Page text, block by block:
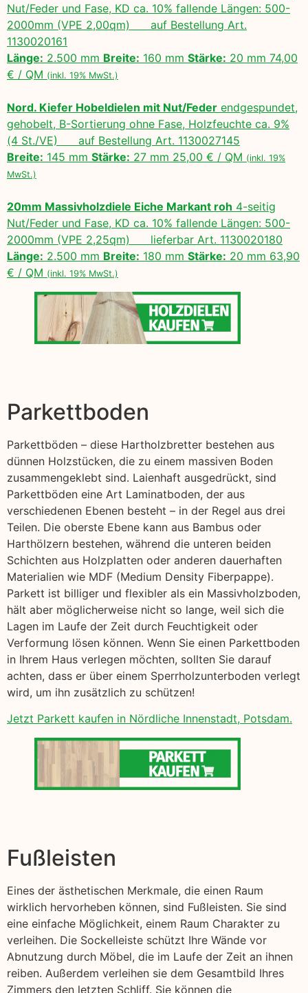
Nut/Feder und Fase, KD ca. 10% fallende Längen: 500-
2000mm (VPE 2,00qm) auf Bestellung Art.
1130020161
Länge: 2.500 mm Breite: 160 mm Stärke: 20 mm 74,00
€ / QM (inkl. 19% MwSt.)
Nord. Kiefer Hobeldielen mit Nut/Feder endgespundet,
gehobelt, B-Sortierung ohne Fase, Holzfeuchte ca. 9%
(4 St./VE) auf Bestellung Art. 1130027145
Breite: 145 mm Stärke: 27 mm 25,00 € / QM (inkl. 19%
MwSt.)
20mm Massivholzdiele Eiche Markant roh 4-seitig
Nut/Feder und Fase, KD ca. 10% fallende Längen: 500-
2000mm (VPE 2,25qm) lieferbar Art. 1130020180
Länge: 2.500 mm Breite: 180 mm Stärke: 20 mm 63,90
€ / QM (inkl. 19% MwSt.)
Parkettboden
Parkettböden – diese Hartholzbretter bestehen aus
dünnen Holzstücken, die zu einem massiven Boden
zusammengeklebt sind. Laienhaft ausgedrückt, sind
Parkettböden eine Art Laminatboden, der aus
verschiedenen Ebenen besteht – in der Regel aus drei
Teilen. Die oberste Ebene kann aus Bambus oder
Harthölzern bestehen, während die unteren beiden
Schichten aus Holzplatten oder anderen dauerhaften
Materialien wie MDF (Medium Density Fiberpappe).
Parkett ist billiger und flexibler als ein Massivholzboden,
hält aber möglicherweise nicht so lange, weil sich die
Lagen im Laufe der Zeit durch Feuchtigkeit oder
Verformung lösen können. Wenn Sie einen Parkettboden
in Ihrem Haus verlegen möchten, sollten Sie darauf
achten, dass er über einem Sperrholzunterboden verlegt
wird, um ihn zusätzlich zu schützen!
Jetzt Parkett kaufen in Nördliche Innenstadt, Potsdam.
Fußleisten
Eines der ästhetischen Merkmale, die einen Raum
wirklich hervorheben können, sind Fußleisten. Sie sind
eine einfache Möglichkeit, einem Raum Charakter zu
verleihen. Die Sockelleiste schützt Ihre Wände vor
Abnutzung durch Möbel, die im Laufe der Zeit an ihnen
reiben. Außerdem verleihen sie dem Gesamtbild Ihres
Zimmers den letzten Schliff. Sie können die